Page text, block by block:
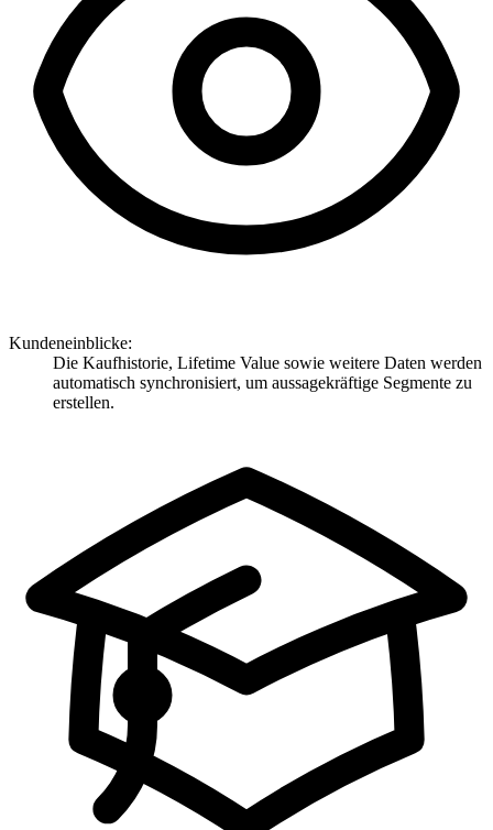
Kundeneinblicke:
Die Kaufhistorie, Lifetime Value sowie weitere Daten werden
automatisch synchronisiert, um aussagekräftige Segmente zu
erstellen.